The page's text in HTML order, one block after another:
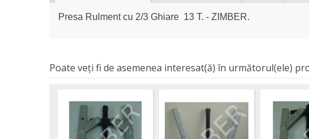
Presa Rulment cu 2/3 Ghiare 13 T. - ZIMBER.
Poate veţi fi de asemenea interesat(ă) în următorul(ele)